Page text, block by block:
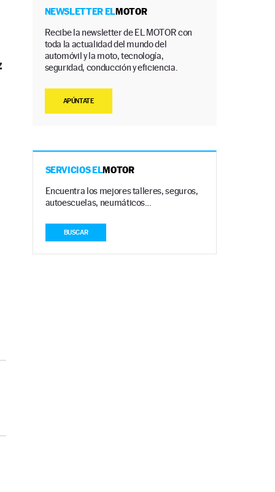
NEWSLETTER ELMOTOR
Recibe la newsletter de EL MOTOR con
toda la actualidad del mundo del
automóvil y la moto, tecnología,
seguridad, conducción y eficiencia.
APÚNTATE
SERVICIOS ELMOTOR
Encuentra los mejores talleres, seguros,
autoescuelas, neumáticos…
BUSCAR